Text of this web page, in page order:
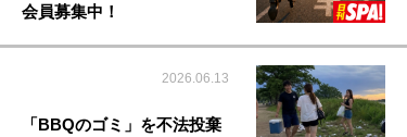
会員募集中！
2026.06.13
「BBQのゴミ」を不法投棄